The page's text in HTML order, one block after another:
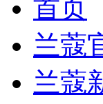
首页
兰蔻
兰蔻